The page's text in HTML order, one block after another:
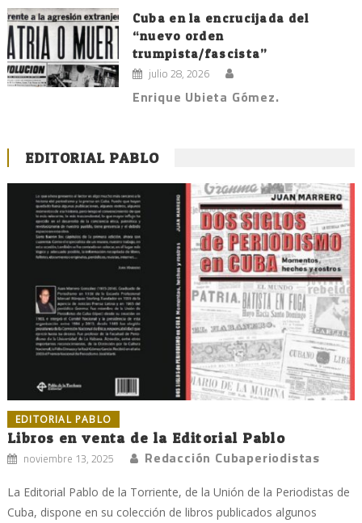
Cuba en la encrucijada del
“nuevo orden
trumpista/fascista”
julio 28, 2026
Enrique Ubieta Gómez.
EDITORIAL PABLO
EDITORIAL PABLO
Libros en venta de la Editorial Pablo
noviembre 13, 2025 Redacción Cubaperiodistas
La Editorial Pablo de la Torriente, de la Unión de la Periodistas de
Cuba, dispone en su colección de libros publicados algunos